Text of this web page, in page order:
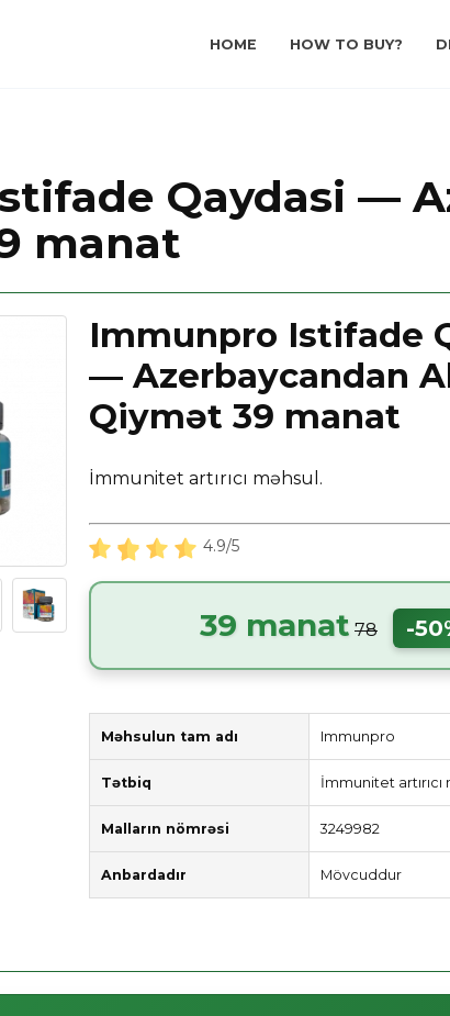
HOME HOW TO BUY?
Qaydasi —
manat
Immunpro Istifade
— Azerbaycandan
Qiymət 39 manat
İmmunitet artırıcı məhsul.
4.9/5
39 manat 78 -
Məhsulun tam adı Immunpro
Tətbiq İmmunitet artırıcı
Malların nömrəsi 3249982
Anbardadır Mövcuddur